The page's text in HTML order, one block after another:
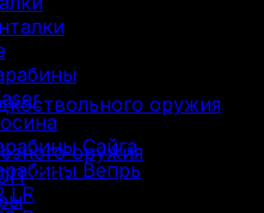
Сайга
Вепрь
LR
оружия
оружия
(30)
(13)